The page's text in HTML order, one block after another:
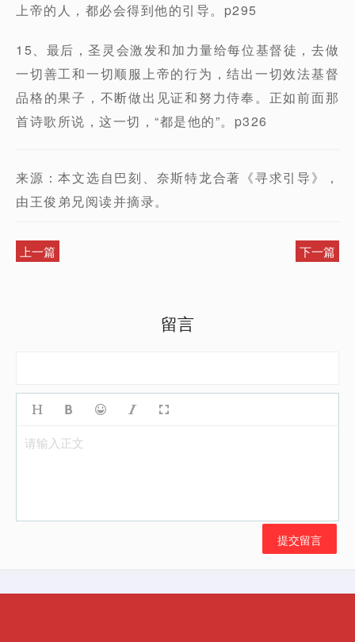
上帝的人，都必会得到他的引导。p295
15、最后，圣灵会激发和加力量给每位基督徒，去做
一切善工和一切顺服上帝的行为，结出一切效法基督
品格的果子，不断做出见证和努力侍奉。正如前面那
首诗歌所说，这一切，“都是他的”。p326
来源：本文选自巴刻、奈斯特龙合著《寻求引导》，
由王俊弟兄阅读并摘录。
上一篇 下一篇
留言
请输入正文
提交留言